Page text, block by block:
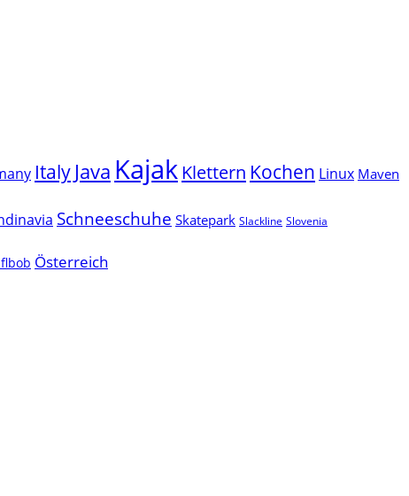
Italy Java Kajak Klettern Kochen Linux Maven
Schneeschuhe Skatepark Slackline Slovenia
Österreich